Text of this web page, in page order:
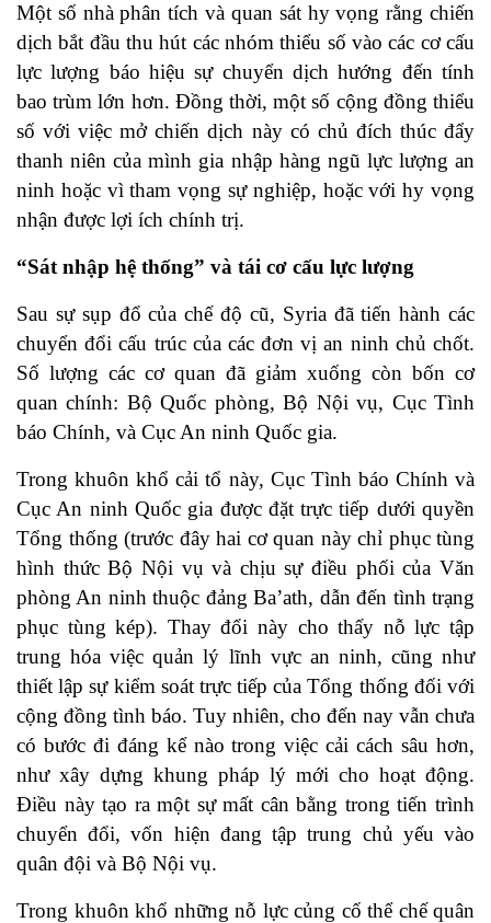
Một số nhà phân tích và quan sát hy vọng rằng chiến
dịch bắt đầu thu hút các nhóm thiểu số vào các cơ cấu
lực lượng báo hiệu sự chuyển dịch hướng đến tính
bao trùm lớn hơn. Đồng thời, một số cộng đồng thiểu
số với việc mở chiến dịch này có chủ đích thúc đẩy
thanh niên của mình gia nhập hàng ngũ lực lượng an
ninh hoặc vì tham vọng sự nghiệp, hoặc với hy vọng
nhận được lợi ích chính trị.
“Sát nhập hệ thống” và tái cơ cấu lực lượng
Sau sự sụp đổ của chế độ cũ, Syria đã tiến hành các
chuyển đổi cấu trúc của các đơn vị an ninh chủ chốt.
Số lượng các cơ quan đã giảm xuống còn bốn cơ
quan chính: Bộ Quốc phòng, Bộ Nội vụ, Cục Tình
báo Chính, và Cục An ninh Quốc gia.
Trong khuôn khổ cải tổ này, Cục Tình báo Chính và
Cục An ninh Quốc gia được đặt trực tiếp dưới quyền
Tổng thống (trước đây hai cơ quan này chỉ phục tùng
hình thức Bộ Nội vụ và chịu sự điều phối của Văn
phòng An ninh thuộc đảng Ba’ath, dẫn đến tình trạng
phục tùng kép). Thay đổi này cho thấy nỗ lực tập
trung hóa việc quản lý lĩnh vực an ninh, cũng như
thiết lập sự kiểm soát trực tiếp của Tổng thống đối với
cộng đồng tình báo. Tuy nhiên, cho đến nay vẫn chưa
có bước đi đáng kể nào trong việc cải cách sâu hơn,
như xây dựng khung pháp lý mới cho hoạt động.
Điều này tạo ra một sự mất cân bằng trong tiến trình
chuyển đổi, vốn hiện đang tập trung chủ yếu vào
quân đội và Bộ Nội vụ.
Trong khuôn khổ những nỗ lực củng cố thể chế quân